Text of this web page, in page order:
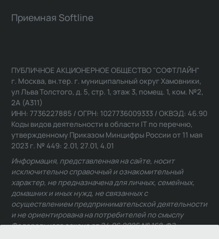
Приемная Softline
ПУБЛИЧНОЕ АКЦИОНЕРНОЕ ОБЩЕСТВО "СОФТЛАЙН"
г. Москва, вн.тер. г. муниципальный округ Хамовники,
ул Льва Толстого, д. 5, стр. 1, этаж 3, помещ. 1, ком. №2,
2А (А311)
ИНН: 7736227885 / ОГРН: 1027736009333 / ОКВЭД: 46.90
Коды видов деятельности в области IT по перечню,
утвержденному Приказом Минцифры России от 11 мая
2023 г. № 449: 2.01, 27.01, 4.01
Информация, представленная на сайте, носит
исключительно справочный и ознакомительный
характер, не предназначена для личных, семейных,
домашних и иных нужд, не связанных с
осуществлением предпринимательской деятельности
и не ориентирована на потребителей по смыслу
Федерального закона от 24.06.2025 № 168-ФЗ.